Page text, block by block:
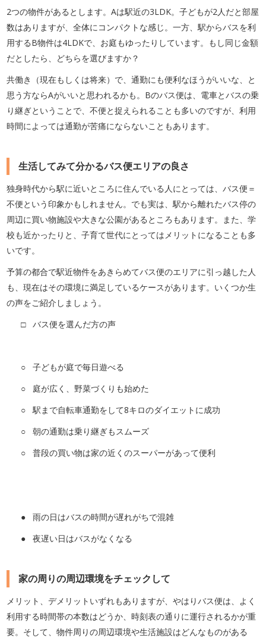
2つの物件があるとします。Aは駅近の3LDK。子どもが2人だと部屋
数はありますが、全体にコンパクトな感じ。一方、駅からバスを利
用するB物件は4LDKで、お庭もゆったりしています。もし同じ金額
だとしたら、どちらを選びますか？
共働き（現在もしくは将来）で、通勤にも便利なほうがいいな、と
思う方ならAがいいと思われるかも。Bのバス便は、電車とバスの乗
り継ぎということで、不便と捉えられることも多いのですが、利用
時間によっては通勤が苦痛にならないこともあります。
生活してみて分かるバス便エリアの良さ
独身時代から駅に近いところに住んでいる人にとっては、バス便＝
不便という印象かもしれません。でも実は、駅から離れたバス停の
周辺に買い物施設や大きな公園があるところもあります。また、学
校も近かったりと、子育て世代にとってはメリットになることも多
いです。
予算の都合で駅近物件をあきらめてバス便のエリアに引っ越した人
も、現在はその環境に満足しているケースがあります。いくつか生
の声をご紹介しましょう。
□ バス便を選んだ方の声
○ 子どもが庭で毎日遊べる
○ 庭が広く、野菜づくりも始めた
○ 駅まで自転車通勤をして8キロのダイエットに成功
○ 朝の通勤は乗り継ぎもスムーズ
○ 普段の買い物は家の近くのスーパーがあって便利
● 雨の日はバスの時間が遅れがちで混雑
● 夜遅い日はバスがなくなる
家の周りの周辺環境をチェックして
メリット、デメリットいずれもありますが、やはりバス便は、よく
利用する時間帯の本数はどうか、時刻表の通りに運行されるかが重
要。そして、物件周りの周辺環境や生活施設はどんなものがある